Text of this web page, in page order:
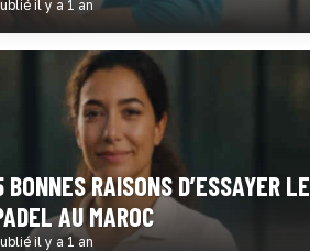
il y a 1 an
BONNES RAISONS D’ESSAYER LE
AU MAROC
il y a 1 an